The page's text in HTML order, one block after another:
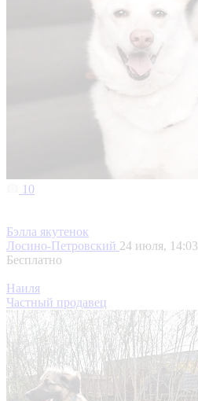
10
Бэлла якутенок
Лосино-Петровский 24 июля, 14:03
Бесплатно
Наиля
Частный продавец